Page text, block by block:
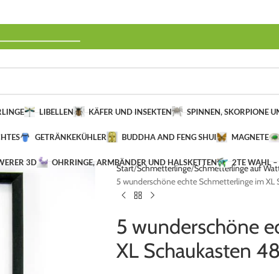
LIBELLEN KÄFER UND INSEKTEN SPINNEN, SKORPIONE
GETRÄNKEKÜHLER BUDDHA AND FENG SHUI MAGNETE
3D OHRRINGE, ARMBÄNDER UND HALSKETTEN 2TE WAHL –
Start Schmetterlinge Schmetterlinge auf
5 wunderschöne echte Schmetterlinge im XL
5 wunderschöne
XL Schaukasten